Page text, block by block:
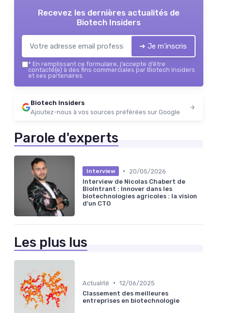
Recevez les dernières actualités de
Biotech Insiders
➔ Je m'inscris
* En remplissant ce formulaire, j’accepte d’être
contacté(e) à des fins commerciales par Biotech Insiders
et ses partenaires.
Biotech Insiders
Ajoutez-nous à vos sources préférées sur Google
Parole d'experts
Interview •
20/05/2026
Interview de Nicolas Chabert de
BioIntrant : Innover dans les
biotechnologies agricoles : la vision
d’un CTO
Les plus lus
Actualité • 12/06/2025
Classement des meilleures
entreprises en biotechnologie